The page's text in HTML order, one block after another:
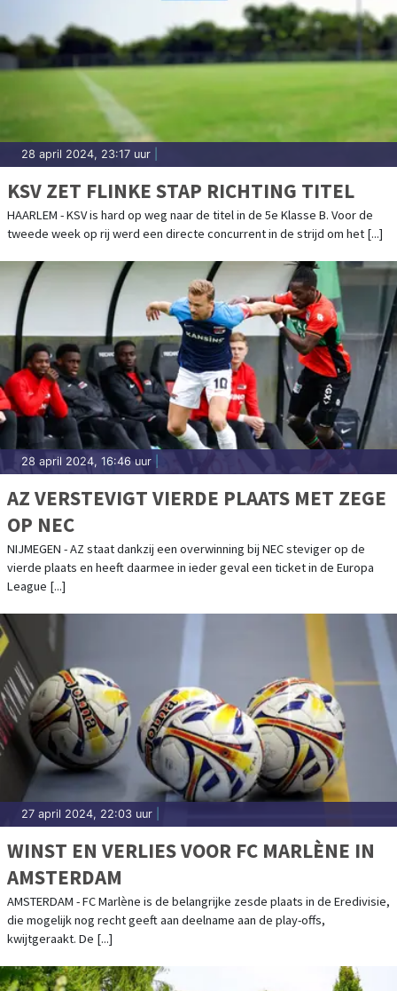
28 april 2024, 23:17 uur
KSV ZET FLINKE STAP RICHTING TITEL
HAARLEM - KSV is hard op weg naar de titel in de 5e Klasse B. Voor de
tweede week op rij werd een directe concurrent in de strijd om het [...]
28 april 2024, 16:46 uur
AZ VERSTEVIGT VIERDE PLAATS MET ZEGE
OP NEC
NIJMEGEN - AZ staat dankzij een overwinning bij NEC steviger op de
vierde plaats en heeft daarmee in ieder geval een ticket in de Europa
League [...]
27 april 2024, 22:03 uur
WINST EN VERLIES VOOR FC MARLÈNE IN
AMSTERDAM
AMSTERDAM - FC Marlène is de belangrijke zesde plaats in de Eredivisie,
die mogelijk nog recht geeft aan deelname aan de play-offs,
kwijtgeraakt. De [...]